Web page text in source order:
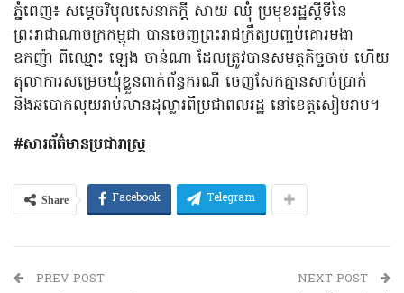
ភ្នំពេញ៖ សម្ដេចវិបុលសេនាភក្ដី សាយ ឈុំ ប្រមុខរដ្ឋស្ដីទីនៃ
ព្រះរាជាណាចក្រកម្ពុជា បានចេញព្រះរាជក្រឹត្យបញ្ចប់គោរមងា
ឧកញ៉ា ពីឈ្មោះ ឡេង ចាន់ណា ដែលត្រូវបានសមត្ថកិច្ចចាប់ ហើយ
តុលាការសម្រេចឃុំខ្លួនពាក់ព័ន្ធករណី ចេញសែកគ្មានសាច់ប្រាក់
និងឆបោកលុយរាប់លានដុល្លារពីប្រជាពលរដ្ឋ នៅខេត្តសៀមរាប។
#សារព័ត៌មានប្រជារាស្ត្រ
Share Facebook Telegram
PREV POST NEXT POST